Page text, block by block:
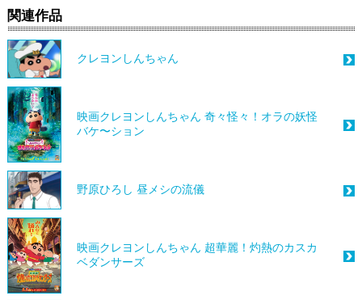
関連作品
クレヨンしんちゃん
映画クレヨンしんちゃん 奇々怪々！オラの妖怪
バケ〜ション
野原ひろし 昼メシの流儀
映画クレヨンしんちゃん 超華麗！灼熱のカスカ
ベダンサーズ